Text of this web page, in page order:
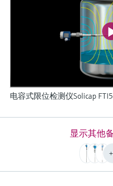
电容式限位检测仪Solicap
创新技术助力工艺流
电容式限位检测
Solicap是一款坚固的通
附补偿功能，用于固体测
-50... 180°C
显示其他